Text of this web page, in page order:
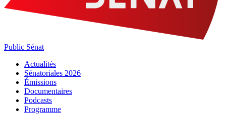
Public Sénat
Actualités
Sénatoriales 2026
Émissions
Documentaires
Podcasts
Programme